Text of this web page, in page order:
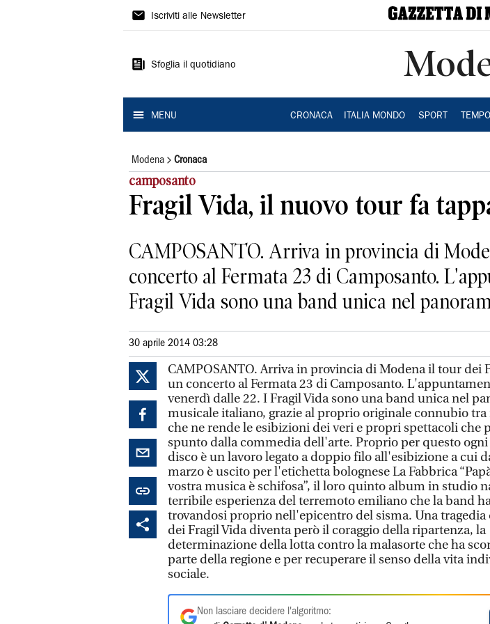
Gazzetta
Modena
Iscriviti alle Newsletter
Sfoglia il quotidiano
MENU CRONACA ITALIA MONDO SPORT
Modena Cronaca
camposanto
Fragil Vida, il nuovo tour fa
CAMPOSANTO. Arriva in provincia di
concerto al Fermata 23 di Camposanto.
Fragil Vida sono una band unica nel
30 aprile 2014 03:28
CAMPOSANTO. Arriva in provincia di Modena il tour dei
un concerto al Fermata 23 di Camposanto.
venerdì dalle 22. I Fragil Vida sono una band unica nel
musicale italiano, grazie al proprio originale connubio tra
che ne rende le esibizioni dei veri e propri spettacoli che
spunto dalla commedia dell'arte. Proprio per questo
disco è un lavoro legato a doppio filo all'esibizione a cui
marzo è uscito per l'etichetta bolognese La Fabbrica
vostra musica è schifosa”, il loro quinto album in studio
terribile esperienza del terremoto emiliano che la band
trovandosi proprio nell'epicentro del sisma. Una tragedia
dei Fragil Vida diventa però il coraggio della ripartenza, la
determinazione della lotta contro la malasorte che ha
parte della regione e per recuperare il senso della vita
sociale.
Non lasciare decidere l'algoritmo: